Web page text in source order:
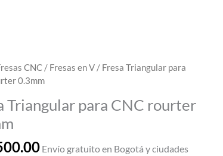
CNC / Fresas en V / Fresa Triangular para
0.3mm
Triangular para CNC rourter
Envío gratuito en Bogotá y ciudades